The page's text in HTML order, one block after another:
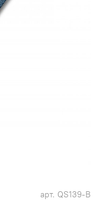
арт. QS139-B